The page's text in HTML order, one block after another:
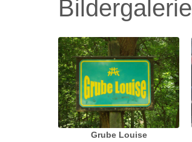
Bildergalerie
Grube Louise